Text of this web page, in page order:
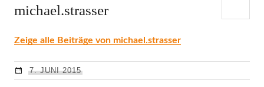
michael.strasser
Zeige alle Beiträge von michael.strasser
7. JUNI 2015